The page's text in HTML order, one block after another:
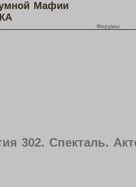
Мафии
Форумы
302. Спекталь.